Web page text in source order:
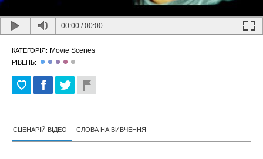
00:00 /00:00
КАТЕГОРІЯ: Movie Scenes
РІВЕНЬ:
СЦЕНАРІЙ ВІДЕО СЛОВА НА ВИВЧЕННЯ